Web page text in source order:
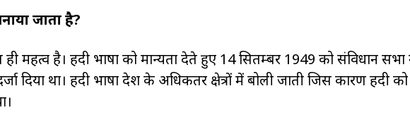
जाता है?
महत्व है। हिंदी भाषा को मान्यता देते हुए 14 सितम्बर 1949 को संविधान सभा
दिया था। हिंदी भाषा देश के अधिकतर क्षेत्रों में बोली जाती जिस कारण हिंदी को